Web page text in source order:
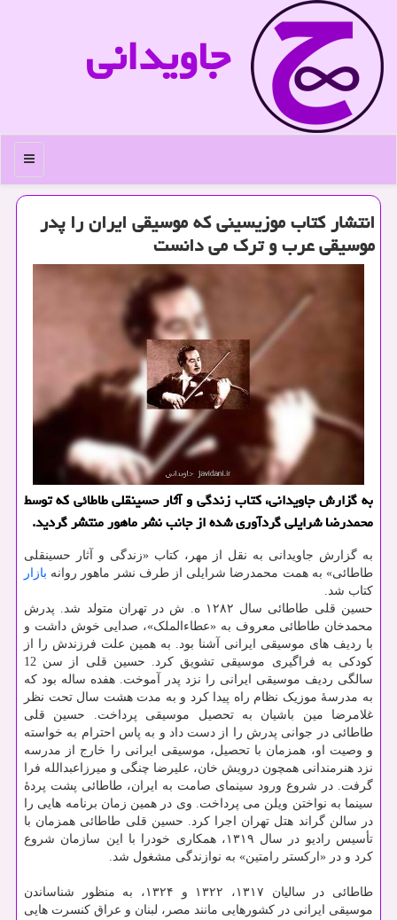
جاویدانی
منو
انتشار کتاب موزیسینی که موسیقی ایران را پدر
موسیقی عرب و ترک می دانست
به گزارش جاویدانی، کتاب زندگی و آثار حسینقلی طاطائی که توسط
محمدرضا شرایلی گردآوری شده از جانب نشر ماهور منتشر گردید.
به گزارش جاویدانی به نقل از مهر، کتاب «زندگی و آثار حسینقلی
طاطائی» به همت محمدرضا شرایلی از طرف نشر ماهور روانه بازار
کتاب شد.
حسین قلی طاطائی سال ۱۲۸۲ ه. ش در تهران متولد شد. پدرش
محمدخان طاطائی معروف به «عطاءالملک»، صدایی خوش داشت و
با ردیف های موسیقی ایرانی آشنا بود. به همین علت فرزندش را از
کودکی به فراگیری موسیقی تشویق کرد. حسین قلی از سن 12
سالگی ردیف موسیقی ایرانی را نزد پدر آموخت. هفده ساله بود که
به مدرسهٔ موزیک نظام راه پیدا کرد و به مدت هشت سال تحت نظر
غلامرضا مین باشیان به تحصیل موسیقی پرداخت. حسین قلی
طاطائی در جوانی پدرش را از دست داد و به پاس احترام به خواسته
و وصیت او، همزمان با تحصیل، موسیقی ایرانی را خارج از مدرسه
نزد هنرمندانی همچون درویش خان، علیرضا چنگی و میرزاعبدالله فرا
گرفت. در شروع ورود سینمای صامت به ایران، طاطائی پشت پردهٔ
سینما به نواختن ویلن می پرداخت. وی در همین زمان برنامه هایی را
در سالن گراند هتل تهران اجرا کرد. حسین قلی طاطائی همزمان با
تأسیس رادیو در سال ۱۳۱۹، همکاری خودرا با این سازمان شروع
کرد و در «ارکستر رامتین» به نوازندگی مشغول شد.
طاطائی در سالیان ۱۳۱۷، ۱۳۲۲ و ۱۳۲۴، به منظور شناساندن
موسیقی ایرانی در کشورهایی مانند مصر، لبنان و عراق کنسرت هایی